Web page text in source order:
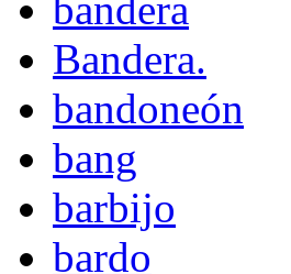
bandera
Bandera.
bandoneón
bang
barbijo
bardo